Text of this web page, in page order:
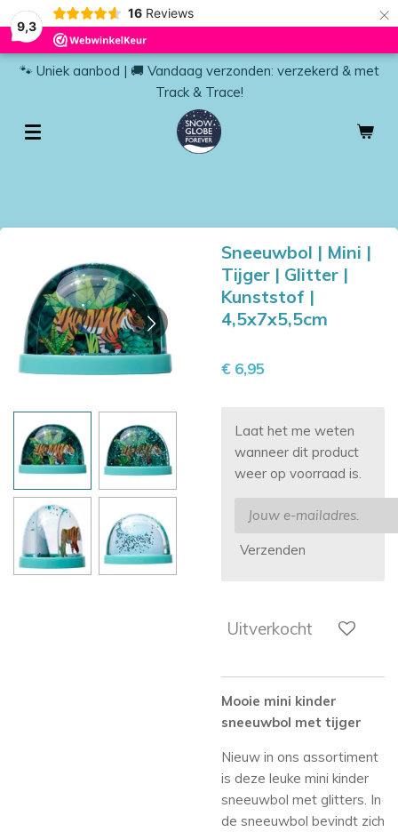
9,3
16 Reviews ×
🐾 Uniek aanbod | 🚚 Vandaag verzonden: verzekerd & met
Track & Trace!
Sneeuwbol | Mini |
Tijger | Glitter |
Kunststof |
4,5x7x5,5cm
€ 6,95
Laat het me weten
wanneer dit product
weer op voorraad is.
Verzenden
Uitverkocht
Mooie mini kinder
sneeuwbol met tijger
Nieuw in ons assortiment
is deze leuke mini kinder
sneeuwbol met glitters. In
de sneeuwbol bevindt zich